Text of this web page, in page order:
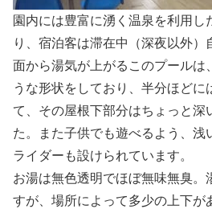
園内には豊富に湧く温泉を利用し
り、宿泊客は滞在中（深夜以外
面から湯気が上がるこのプールは
うな形状をしており、半分ほどに
て、その屋根下部分はちょっと深
た。また子供でも遊べるよう、浅
ライダーも設けられています。
お湯は無色透明でほぼ無味無臭
すが、場所によって多少の上下が